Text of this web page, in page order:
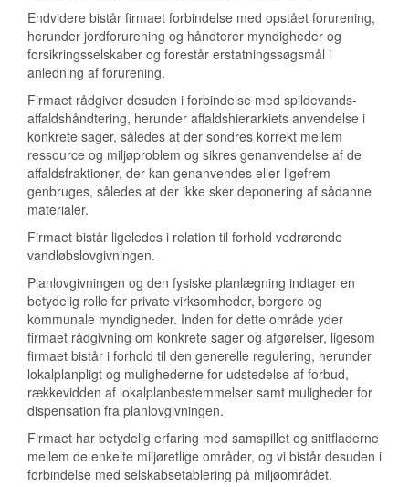
Endvidere bistår firmaet forbindelse med opstået forurening,
herunder jordforurening og håndterer myndigheder og
forsikringsselskaber og forestår erstatningssøgsmål i
anledning af forurening.
Firmaet rådgiver desuden i forbindelse med spildevands-
affaldshåndtering, herunder affaldshierarkiets anvendelse i
konkrete sager, således at der sondres korrekt mellem
ressource og miljøproblem og sikres genanvendelse af de
affaldsfraktioner, der kan genanvendes eller ligefrem
genbruges, således at der ikke sker deponering af sådanne
materialer.
Firmaet bistår ligeledes i relation til forhold vedrørende
vandløbslovgivningen.
Planlovgivningen og den fysiske planlægning indtager en
betydelig rolle for private virksomheder, borgere og
kommunale myndigheder. Inden for dette område yder
firmaet rådgivning om konkrete sager og afgørelser, ligesom
firmaet bistår i forhold til den generelle regulering, herunder
lokalplanpligt og mulighederne for udstedelse af forbud,
rækkevidden af lokalplanbestemmelser samt muligheder for
dispensation fra planlovgivningen.
Firmaet har betydelig erfaring med samspillet og snitfladerne
mellem de enkelte miljøretlige områder, og vi bistår desuden i
forbindelse med selskabsetablering på miljøområdet.